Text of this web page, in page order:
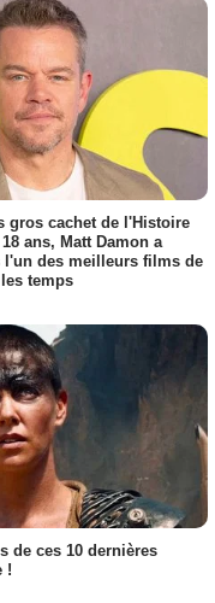
gros cachet de l'Histoire
ans, Matt Damon a
l'un des meilleurs films de
temps
de ces 10 dernières
!